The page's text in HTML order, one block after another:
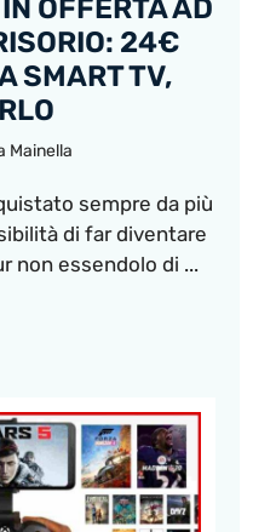
OFFERTA AD
24€
SMART TV,
Mainella
sempre da più
di far diventare
non essendolo di ...